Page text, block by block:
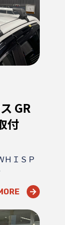
GR
付
ＩＳＰ